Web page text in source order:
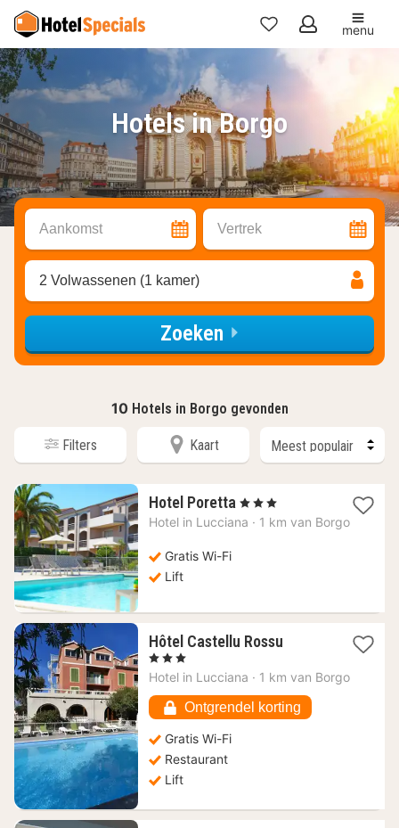
Mijn
favorieten
menu
Hotels in Borgo
Aankomst Vertrek
2 Volwassenen (1 kamer)
Zoeken
10 Hotels in Borgo gevonden
Filters Kaart
Hotel Poretta 1
nacht
, 3 Sterren
Hotel in Lucciana · 1 km van Borgo
Gratis Wi-Fi
Lift
Hôtel Castellu Rossu1
vanaf
€
, 3 Sterren
Hotel in Lucciana · 1 km van Borgo
Ontgrendel korting
Gratis Wi-Fi
Restaurant
Lift